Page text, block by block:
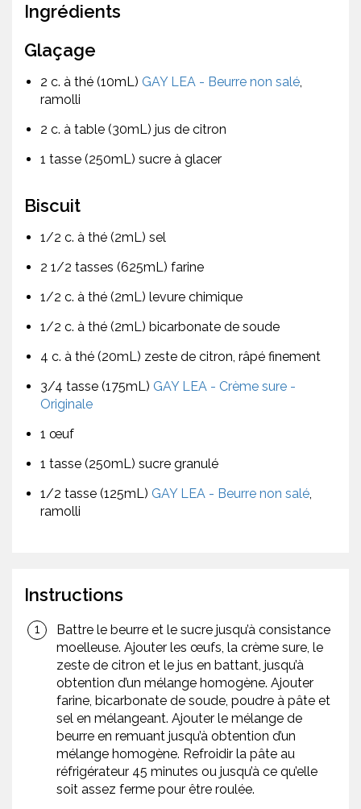
Ingrédients
Glaçage
2 c. à thé (10mL) GAY LEA - Beurre non salé,
ramolli
2 c. à table (30mL) jus de citron
1 tasse (250mL) sucre à glacer
Biscuit
1/2 c. à thé (2mL) sel
2 1/2 tasses (625mL) farine
1/2 c. à thé (2mL) levure chimique
1/2 c. à thé (2mL) bicarbonate de soude
4 c. à thé (20mL) zeste de citron, râpé finement
3/4 tasse (175mL) GAY LEA - Crème sure -
Originale
1 œuf
1 tasse (250mL) sucre granulé
1/2 tasse (125mL) GAY LEA - Beurre non salé,
ramolli
Instructions
Battre le beurre et le sucre jusqu’à consistance
moelleuse. Ajouter les œufs, la crème sure, le
zeste de citron et le jus en battant, jusqu’à
obtention d’un mélange homogène. Ajouter
farine, bicarbonate de soude, poudre à pâte et
sel en mélangeant. Ajouter le mélange de
beurre en remuant jusqu’à obtention d’un
mélange homogène. Refroidir la pâte au
réfrigérateur 45 minutes ou jusqu’à ce qu’elle
soit assez ferme pour être roulée.